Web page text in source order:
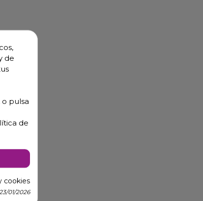
de
pulsa
de
cookies
01/2026